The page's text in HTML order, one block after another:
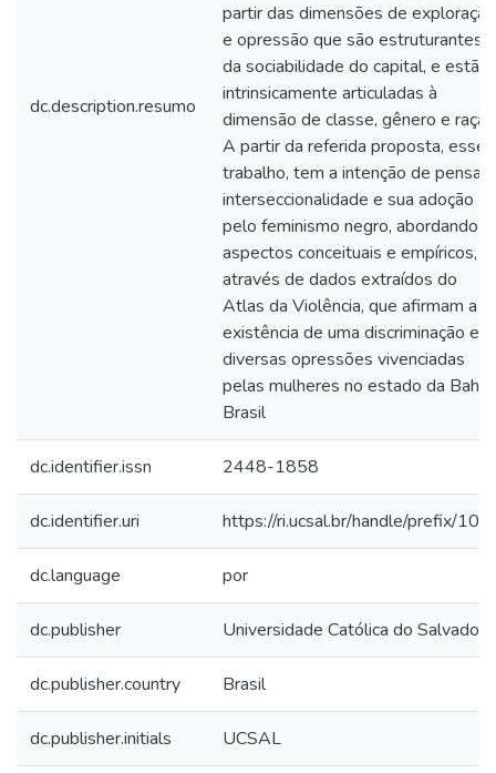
dc.description.resumo
partir das dimensões de exploração
e opressão que são estruturantes
da sociabilidade do capital, e estão
intrinsicamente articuladas à
dimensão de classe, gênero e raça.
A partir da referida proposta, esse
trabalho, tem a intenção de pensar
interseccionalidade e sua adoção
pelo feminismo negro, abordando
aspectos conceituais e empíricos,
através de dados extraídos do
Atlas da Violência, que afirmam a
existência de uma discriminação e
diversas opressões vivenciadas
pelas mulheres no estado da Bahia,
Brasil
dc.identifier.issn 2448-1858
dc.identifier.uri https://ri.ucsal.br/handle/prefix/
dc.language por
dc.publisher Universidade Católica do Salvador
dc.publisher.country Brasil
dc.publisher.initials UCSAL